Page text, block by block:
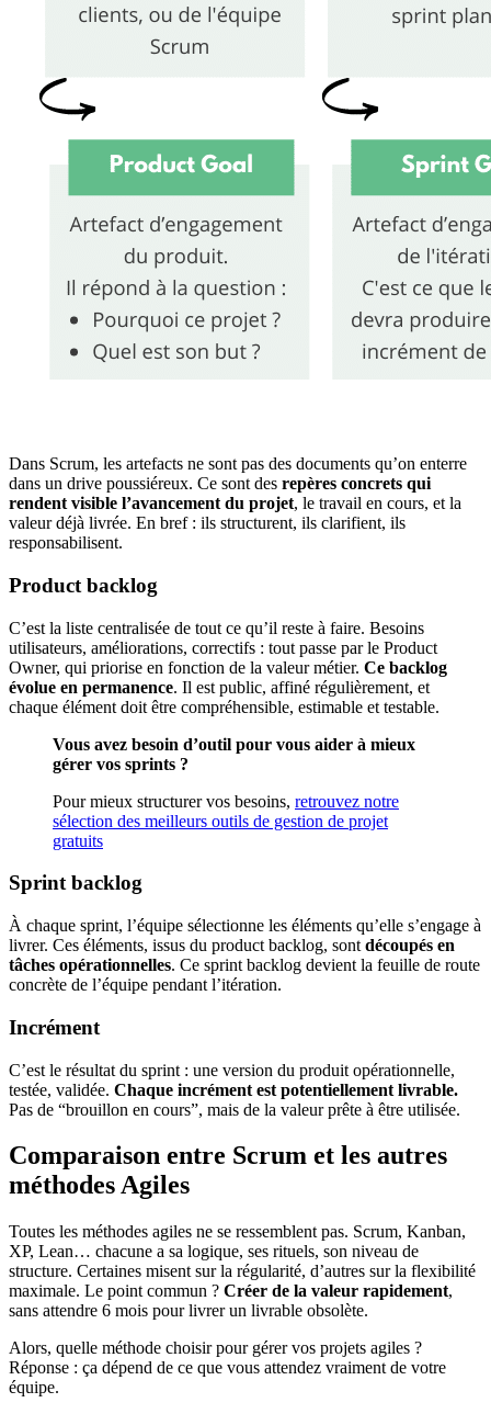
Dans Scrum, les artefacts ne sont pas des documents qu’on enterre
dans un drive poussiéreux. Ce sont des repères concrets qui
rendent visible l’avancement du projet, le travail en cours, et la
valeur déjà livrée. En bref : ils structurent, ils clarifient, ils
responsabilisent.
Product backlog
C’est la liste centralisée de tout ce qu’il reste à faire. Besoins
utilisateurs, améliorations, correctifs : tout passe par le Product
Owner, qui priorise en fonction de la valeur métier. Ce backlog
évolue en permanence. Il est public, affiné régulièrement, et
chaque élément doit être compréhensible, estimable et testable.
Vous avez besoin d’outil pour vous aider à mieux
gérer vos sprints ?
Pour mieux structurer vos besoins, retrouvez notre
sélection des meilleurs outils de gestion de projet
gratuits
Sprint backlog
À chaque sprint, l’équipe sélectionne les éléments qu’elle s’engage à
livrer. Ces éléments, issus du product backlog, sont découpés en
tâches opérationnelles. Ce sprint backlog devient la feuille de route
concrète de l’équipe pendant l’itération.
Incrément
C’est le résultat du sprint : une version du produit opérationnelle,
testée, validée. Chaque incrément est potentiellement livrable.
Pas de “brouillon en cours”, mais de la valeur prête à être utilisée.
Comparaison entre Scrum et les autres
méthodes Agiles
Toutes les méthodes agiles ne se ressemblent pas. Scrum, Kanban,
XP, Lean… chacune a sa logique, ses rituels, son niveau de
structure. Certaines misent sur la régularité, d’autres sur la flexibilité
maximale. Le point commun ? Créer de la valeur rapidement,
sans attendre 6 mois pour livrer un livrable obsolète.
Alors, quelle méthode choisir pour gérer vos projets agiles ?
Réponse : ça dépend de ce que vous attendez vraiment de votre
équipe.